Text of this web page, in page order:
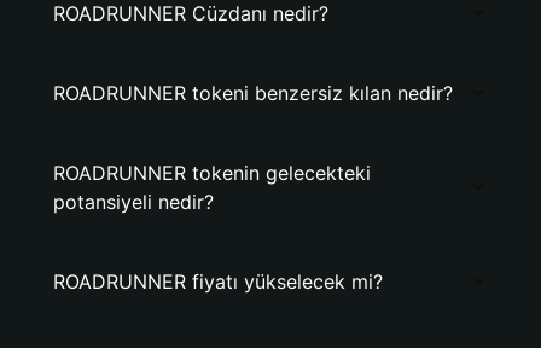
ROADRUNNER Cüzdanı nedir?
ROADRUNNER tokeni benzersiz kılan nedir?
ROADRUNNER tokenin gelecekteki
potansiyeli nedir?
ROADRUNNER fiyatı yükselecek mi?